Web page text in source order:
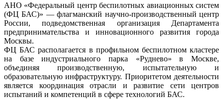
АНО «Федеральный центр беспилотных авиационных систем
(ФЦ БАС)» — флагманский научно-производственный центр
России, подведомственная организация Департамента
предпринимательства и инновационного развития города
Москвы.
ФЦ БАС располагается в профильном беспилотном кластере
на базе индустриального парка «Руднево» в Москве,
объединяя производственную, испытательную и
образовательную инфраструктуру. Приоритетом деятельности
является координация отрасли и развитие сети центров
испытаний и компетенций в сфере технологий БАС.